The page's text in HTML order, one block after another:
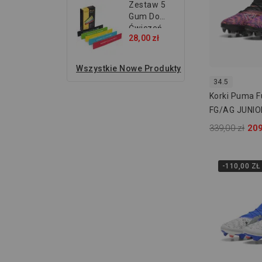
Zestaw 5
Gum Do
Ćwiczeń...
28,00 zł
Wszystkie Nowe Produkty
34.5
Korki Puma
FG/AG
339,00 zł
-110,00 ZŁ